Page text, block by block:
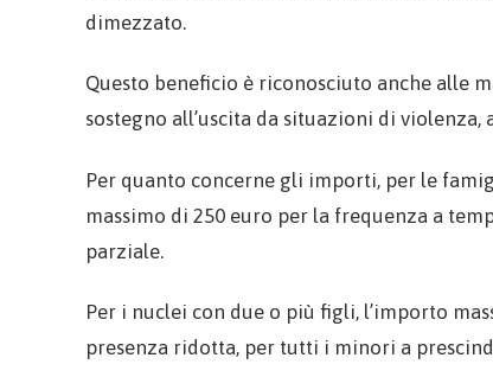
dimezzato.
Questo beneficio è riconosciuto anche alle
sostegno all’uscita da situazioni di
Per quanto concerne gli importi, per le
massimo di 250 euro per la frequenza a
parziale.
Per i nuclei con due o più figli, l’importo
presenza ridotta, per tutti i minori a